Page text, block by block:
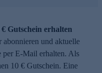
Gutschein erhalten
und aktuelle
per E-Mail erhalten. Als
10 € Gutschein. Eine